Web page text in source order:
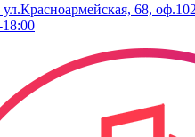
ул.Красноармейская, 68, оф.102